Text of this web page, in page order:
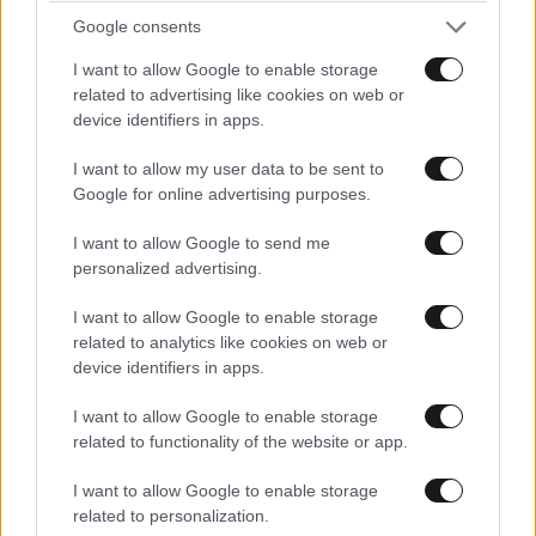
Google consents
I want to allow Google to enable storage
related to advertising like cookies on web or
device identifiers in apps.
I want to allow my user data to be sent to
Google for online advertising purposes.
I want to allow Google to send me
personalized advertising.
I want to allow Google to enable storage
related to analytics like cookies on web or
device identifiers in apps.
I want to allow Google to enable storage
related to functionality of the website or app.
I want to allow Google to enable storage
related to personalization.
1978 – Μιχάλης Χατζηγιάννης, Κύπριος τραγουδιστής
1980 – Κρίστοφ Μέτσελντερ, Γερμανός
ποδοσφαιριστής
1982 – Ζήσης Ζάννας Έλληνας πολιτικός
1983 – Μίκε Χάνκε, Γερμανός ποδοσφαιριστής
1986 – Κάσπερ Σμάιχελ, Δανός ποδοσφαιριστής
1992 – Μάρκο Βεράτι, Ιταλός ποδοσφαιριστής